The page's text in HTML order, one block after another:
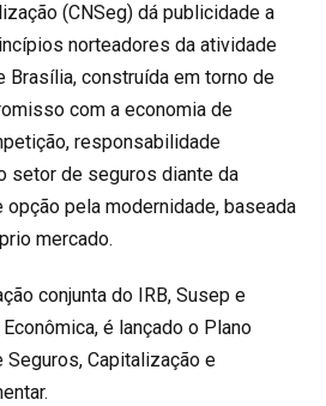
(CNSeg) dá publicidade a
norteadores da atividade
Brasília, construída em torno de
com a economia de
responsabilidade
setor de seguros diante da
pela modernidade, baseada
mercado.
conjunta do IRB, Susep e
é lançado o Plano
Capitalização e